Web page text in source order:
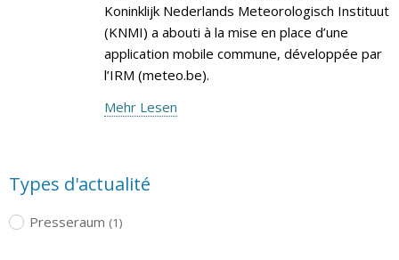
Koninklijk Nederlands Meteorologisch Instituut
(KNMI) a abouti à la mise en place d’une
application mobile commune, développée par
l’IRM (meteo.be).
Mehr Lesen
Types d'actualité
Presseraum (1)